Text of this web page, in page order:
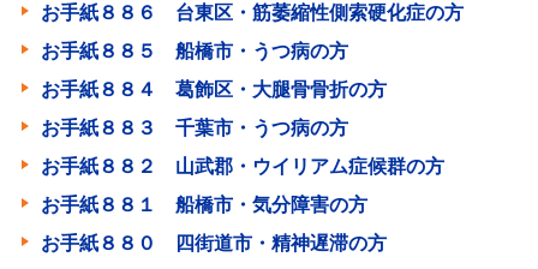
お手紙８８６ 台東区・筋萎縮性側索硬化症の方
お手紙８８５ 船橋市・うつ病の方
お手紙８８４ 葛飾区・大腿骨骨折の方
お手紙８８３ 千葉市・うつ病の方
お手紙８８２ 山武郡・ウイリアム症候群の方
お手紙８８１ 船橋市・気分障害の方
お手紙８８０ 四街道市・精神遅滞の方